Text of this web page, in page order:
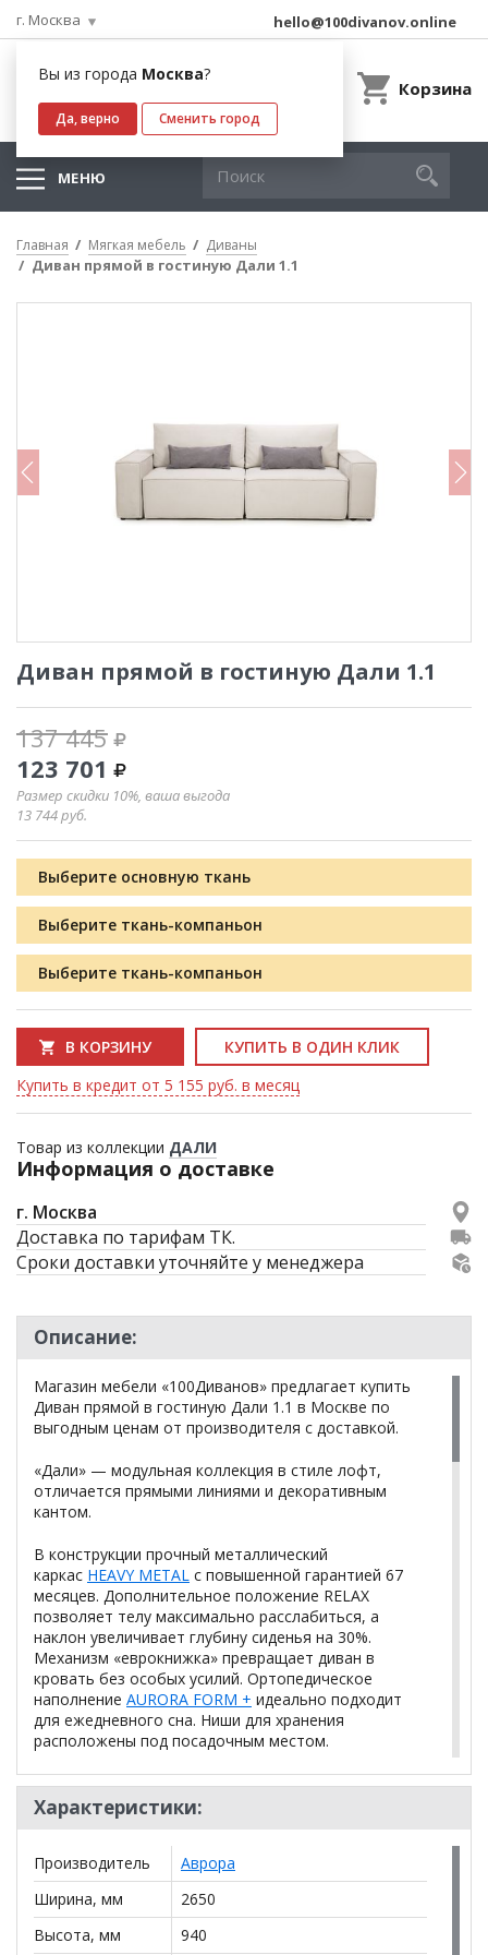
г. Москва
Вы из города Москва?
Да, верно Сменить город
hello@100divanov.online
Корзина
МЕНЮ
Главная Мягкая мебель Диваны
Диван прямой в гостиную Дали 1.1
Диван прямой в гостиную Дали 1.1
137 445
123 701
Размер скидки 10%, ваша выгода
13 744руб.
Выберите основную ткань
Выберите ткань-компаньон
Выберите ткань-компаньон
В КОРЗИНУ
КУПИТЬ В ОДИН КЛИК
Купить в кредит от 5 155 руб. в месяц
Товар из коллекции ДАЛИ
Информация о доставке
г. Москва
Доставка по тарифам ТК.
Сроки доставки уточняйте у менеджера
Описание:
Магазин мебели «100Диванов» предлагает купить
Диван прямой в гостиную Дали 1.1 в Москве по
выгодным ценам от производителя с доставкой.
«Дали» — модульная коллекция в стиле лофт,
отличается прямыми линиями и декоративным
кантом.
В конструкции прочный металлический
каркас HEAVY METAL с повышенной гарантией 67
месяцев. Дополнительное положение RELAX
позволяет телу максимально расслабиться, а
наклон увеличивает глубину сиденья на 30%.
Механизм «еврокнижка» превращает диван в
кровать без особых усилий. Ортопедическое
наполнение AURORA FORM + идеально подходит
для ежедневного сна. Ниши для хранения
расположены под посадочным местом.
Наполнение
Независимый пружинный блок
(НПБ)
Каркас
месяцев
Диваны по
назначению
Диваны для сна
Характеристики:
Производитель
Аврора
Ширина, мм
2650
Высота, мм
940